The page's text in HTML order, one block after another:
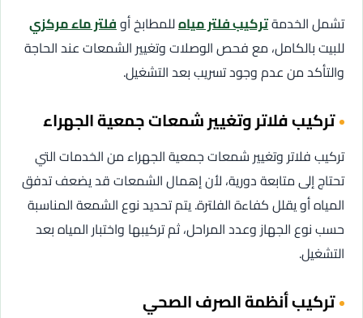
تشمل الخدمةتركيب فلتر مياهللمطابخ أوفلتر ماء مركزي
للبيت بالكامل، مع فحص الوصلات وتغيير الشمعات عند الحاجة
والتأكد من عدم وجود تسريب بعد التشغيل.
تركيب فلاتر وتغيير شمعات جمعية الجهراء
تركيب فلاتر وتغيير شمعات جمعية الجهراء من الخدمات التي
تحتاج إلى متابعة دورية، لأن إهمال الشمعات قد يضعف تدفق
المياه أو يقلل كفاءة الفلترة. يتم تحديد نوع الشمعة المناسبة
حسب نوع الجهاز وعدد المراحل، ثم تركيبها واختبار المياه بعد
التشغيل.
تركيب أنظمة الصرف الصحي